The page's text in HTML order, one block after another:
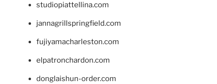
studiopiattellina.com
jannagrillspringfield.com
fujiyamacharleston.com
elpatronchardon.com
donglaishun-order.com